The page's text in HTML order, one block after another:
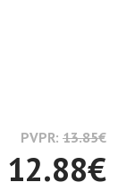
PVPR: 13.85€
12.88€